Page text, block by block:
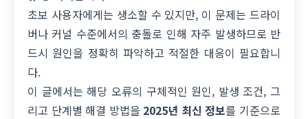
초보 사용자에게는 생소할 수 있지만, 이 문제는 드라이
버나 커널 수준에서의 충돌로 인해 자주 발생하므로 반
드시 원인을 정확히 파악하고 적절한 대응이 필요합니
다.
이 글에서는 해당 오류의 구체적인 원인, 발생 조건, 그
리고 단계별 해결 방법을 2025년 최신 정보를 기준으로